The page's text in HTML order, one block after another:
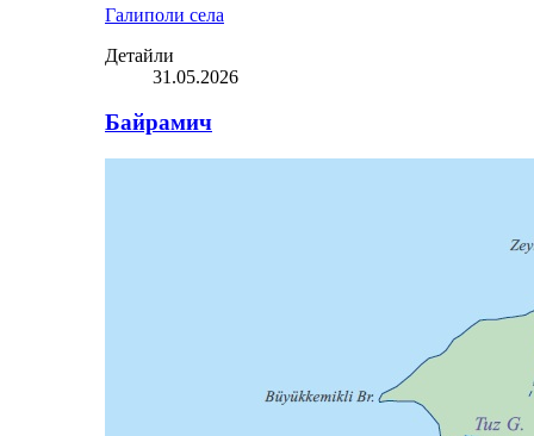
Галиполи села
Детайли
31.05.2026
Байрамич